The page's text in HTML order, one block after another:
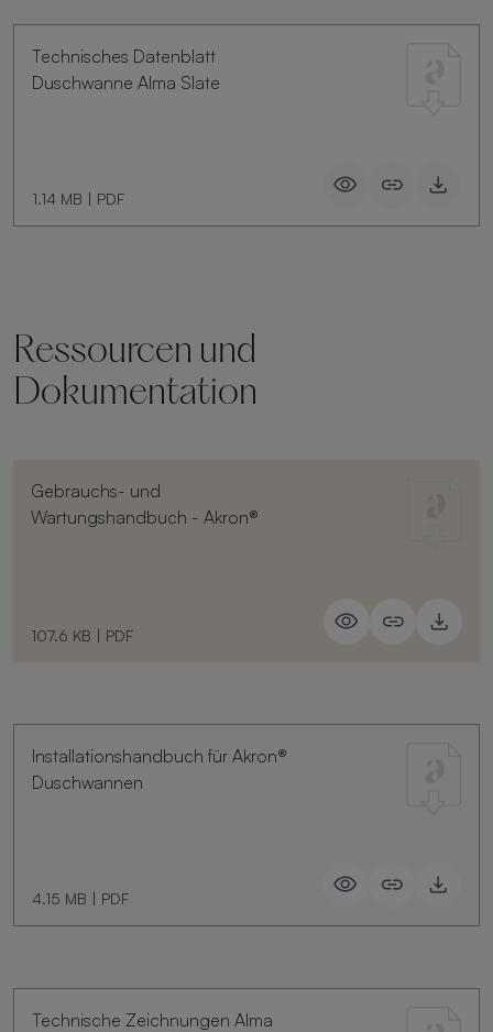
Technisches Datenblatt
Duschwanne Alma Slate
1.14 MB | PDF
Ressourcen und
Dokumentation
Gebrauchs- und
Wartungshandbuch - Akron®
107.6 KB | PDF
Installationshandbuch für Akron®
Duschwannen
4.15 MB | PDF
Technische Zeichnungen Alma